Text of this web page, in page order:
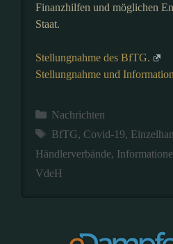
Finanzhilfen und möglichen
Staat.
Stellungnahme des BfTG.
Stellungnahme und
Kategorien
Nachrichten
Schlagwörter
BfTG, Covid-19,
Händlerverbände,
VdeH